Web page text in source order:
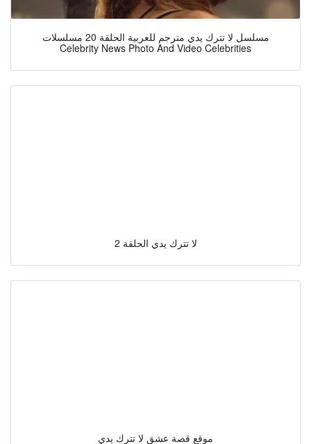
مسلسل لا تترك يدي مترجم للعربية الحلقة 20 مسلسلات
Celebrity News Photo And Video Celebrities
لا تترك يدي الحلقة 2
موقع قصة عشق لا تترك يدي